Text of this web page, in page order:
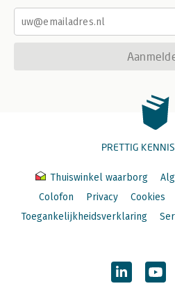
PRETTIG
Thuiswinkel waarborg
Colofon
Privacy Cookies
Toegankelijkheidsverklaring